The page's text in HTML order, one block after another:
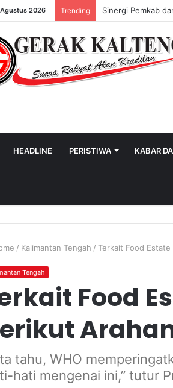
2026 Trending Sinergi Pemkab
HEADLINE PERISTIWA KABAR
/ Kalimantan Tengah / Terkait Food
Tengah
Food
tahu, WHO
hati mengenai ini,” tutur